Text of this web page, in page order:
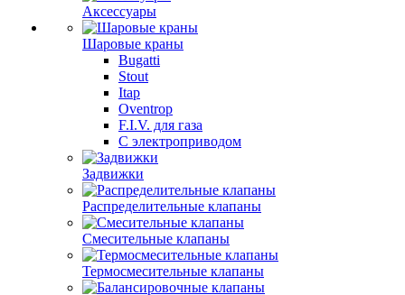
Аксессуары
Шаровые краны
Bugatti
Stout
Itap
Oventrop
F.I.V. для газа
С электроприводом
Задвижки
Распределительные клапаны
Cмесительные клапаны
Термосмесительные клапаны